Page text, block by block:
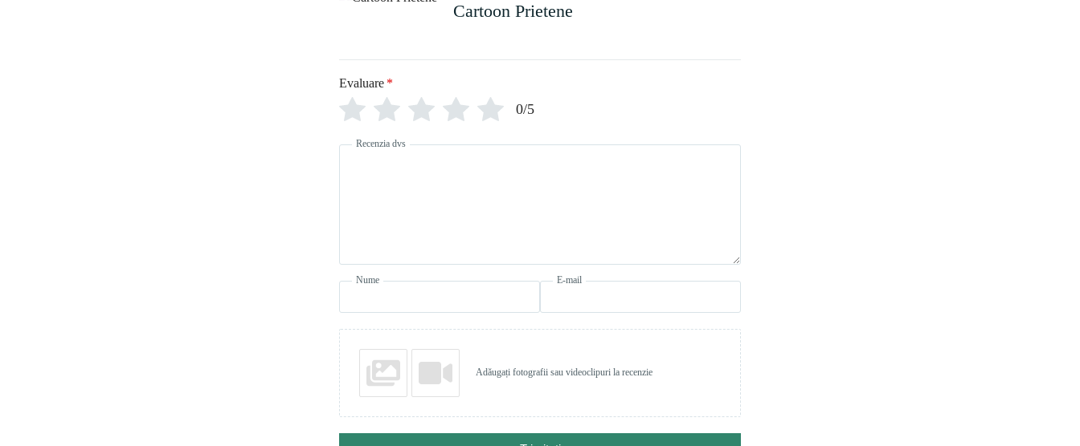
Cartoon Prietene
Evaluare *
0/5
Recenzia dvs
Nume E-mail
Adăugați fotografii sau videoclipuri la recenzie